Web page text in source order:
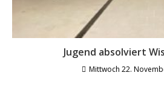
Jugend absolviert
Mittwoch 22.